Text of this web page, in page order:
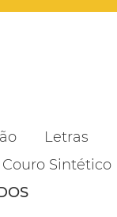
Letras
Couro Sintético